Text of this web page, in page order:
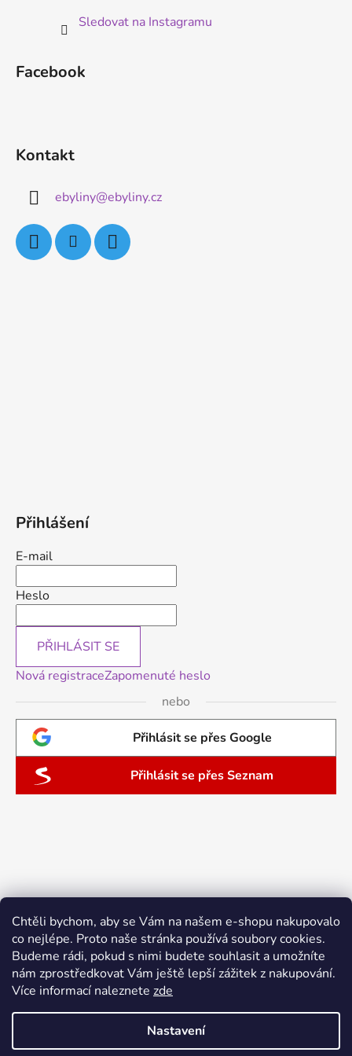
Chtěli bychom, aby se Vám na našem e-shopu nakupovalo
co nejlépe. Proto naše stránka používá soubory cookies.
Budeme rádi, pokud s nimi budete souhlasit a umožníte
nám zprostředkovat Vám ještě lepší zážitek z nakupování.
Více informací naleznete zde
Nastavení
Sledovat na Instagramu
Facebook
Kontakt
ebyliny@ebyliny.cz
Přihlášení
E-mail
Heslo
PŘIHLÁSIT SE
Nová registraceZapomenuté heslo
nebo
Přihlásit se přes Google
Přihlásit se přes Seznam